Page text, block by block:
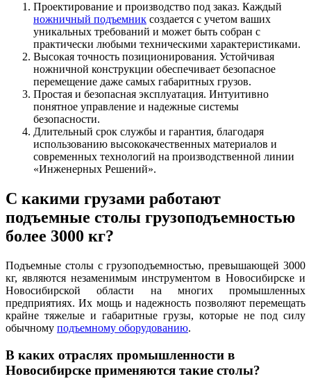
Проектирование и производство под заказ. Каждый
ножничный подъемник создается с учетом ваших
уникальных требований и может быть собран с
практически любыми техническими характеристиками.
Высокая точность позиционирования. Устойчивая
ножничной конструкции обеспечивает безопасное
перемещение даже самых габаритных грузов.
Простая и безопасная эксплуатация. Интуитивно
понятное управление и надежные системы
безопасности.
Длительный срок службы и гарантия, благодаря
использованию высококачественных материалов и
современных технологий на производственной линии
«Инженерных Решений».
С какими грузами работают
подъемные столы грузоподъемностью
более 3000 кг?
Подъемные столы с грузоподъемностью, превышающей 3000
кг, являются незаменимым инструментом в Новосибирске и
Новосибирской области на многих промышленных
предприятиях. Их мощь и надежность позволяют перемещать
крайне тяжелые и габаритные грузы, которые не под силу
обычному подъемному оборудованию.
В каких отраслях промышленности в
Новосибирске применяются такие столы?